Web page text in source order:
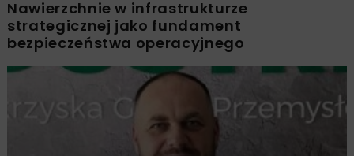
Nawierzchnie w infrastrukturze
strategicznej jako fundament
bezpieczeństwa operacyjnego